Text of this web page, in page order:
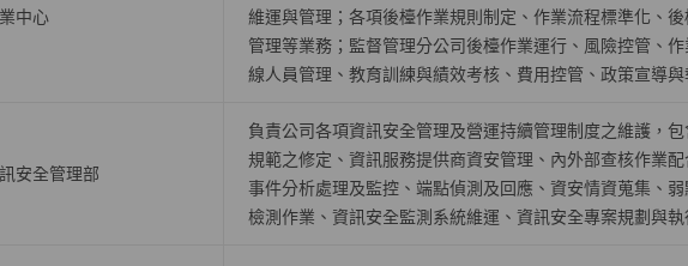
中心
維運與管理；各項後檯作業規則制定、作業流程標準化、
管理等業務；監督管理分公司後檯作業運行、風險控管、
線人員管理、教育訓練與績效考核、費用控管、政策宣導與
安全管理部
負責公司各項資訊安全管理及營運持續管理制度之維護，
規範之修定、資訊服務提供商資安管理、內外部查核作業
事件分析處理及監控、端點偵測及回應、資安情資蒐集、
檢測作業、資訊安全監測系統維運、資訊安全專案規劃與執